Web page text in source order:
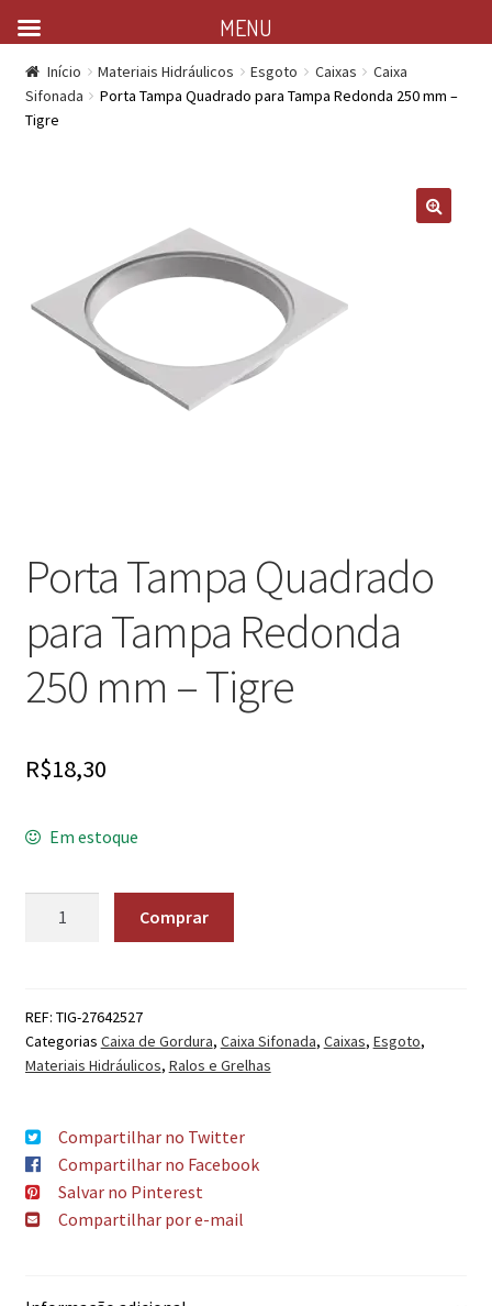
Início Materiais Hidráulicos Esgoto Caixas
Caixa
Sifonada
Porta Tampa Quadrado para Tampa Redonda 250 mm –
Tigre
Porta Tampa Quadrado
para Tampa Redonda
250 mm – Tigre
R$18,30
Em estoque
Quantidade Comprar
REF: TIG-27642527
Categorias Caixa de Gordura, Caixa Sifonada, Caixas, Esgoto,
Materiais Hidráulicos, Ralos e Grelhas
Compartilhar no Twitter
Compartilhar no Facebook
Salvar no Pinterest
Compartilhar por e-mail
MENU